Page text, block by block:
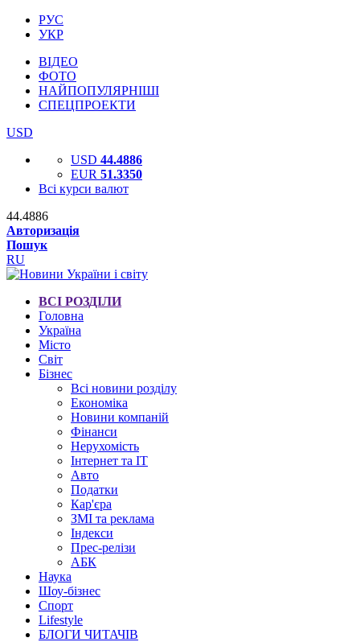
РУС
УКР
ВІДЕО
ФОТО
НАЙПОПУЛЯРНІШІ
СПЕЦПРОЕКТИ
USD
USD 44.4886
EUR 51.3350
Всі курси валют
44.4886
Авторизація
Пошук
RU
ВСІ РОЗДІЛИ
Головна
Україна
Місто
Світ
Бізнес
Всі новини розділу
Економіка
Новини компаній
Фінанси
Нерухомість
Інтернет та IT
Авто
Податки
Кар'єра
ЗМІ та реклама
Індекси
Прес-релізи
АБК
Наука
Шоу-бізнес
Спорт
Lifestyle
БЛОГИ ЧИТАЧІВ